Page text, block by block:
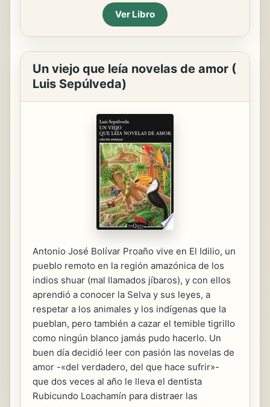
Ver Libro
Un viejo que leía novelas de amor (
Luis Sepúlveda)
Antonio José Bolívar Proaño vive en El Idilio, un
pueblo remoto en la región amazónica de los
indios shuar (mal llamados jíbaros), y con ellos
aprendió a conocer la Selva y sus leyes, a
respetar a los animales y los indígenas que la
pueblan, pero también a cazar el temible tigrillo
como ningún blanco jamás pudo hacerlo. Un
buen día decidió leer con pasión las novelas de
amor -«del verdadero, del que hace sufrir»-
que dos veces al año le lleva el dentista
Rubicundo Loachamín para distraer las